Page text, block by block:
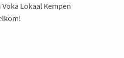
Lokaal Kempen